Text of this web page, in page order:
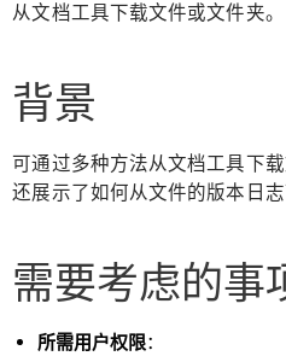
从文档工具下载文件或文件夹。
背景
可通过多种方法从文档工具下
还展示了如何从文件的版本日志
需要考虑的事
所需用户权限：